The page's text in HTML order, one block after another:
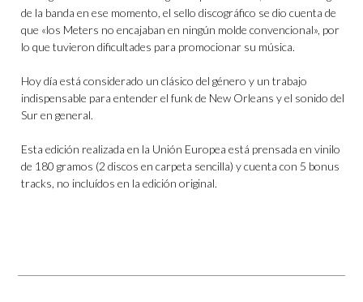
de la banda en ese momento, el sello discográfico se dio cuenta de
que «los Meters no encajaban en ningún molde convencional», por
lo que tuvieron dificultades para promocionar su música.
Hoy día está considerado un clásico del género y un trabajo
indispensable para entender el funk de New Orleans y el sonido del
Sur en general.
Esta edición realizada en la Unión Europea está prensada en vinilo
de 180 gramos (2 discos en carpeta sencilla) y cuenta con 5 bonus
tracks, no incluídos en la edición original.